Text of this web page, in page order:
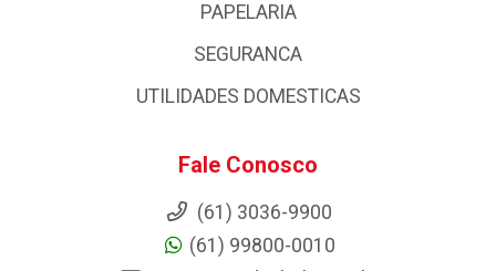
PAPELARIA
SEGURANCA
UTILIDADES DOMESTICAS
Fale Conosco
(61) 3036-9900
(61) 99800-0010